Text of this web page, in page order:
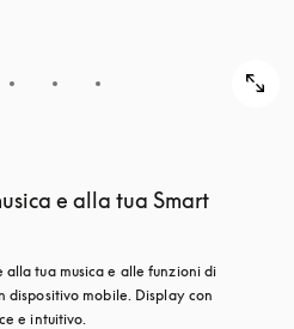
e alla tua Smart
tua musica e alle funzioni di
dispositivo mobile. Display con
e intuitivo.